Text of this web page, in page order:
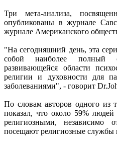
Три мета-анализа,
опубликованы в журнале
журнале Американского
"На сегодняшний день, эта
собой наиболее полный
развивающейся области
религии и духовности для
заболеваниями", - говорит
По словам авторов одного из
показал, что около 59%
религиозными, независимо
посещают религиозные службы